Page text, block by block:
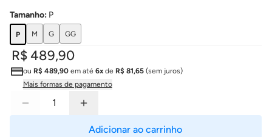
Tamanho: P
P M G GG
R$ 489,90
ou R$ 489,90em até 6xde R$ 81,65(sem juros)
Mais formas de pagamento
Adicionar ao carrinho